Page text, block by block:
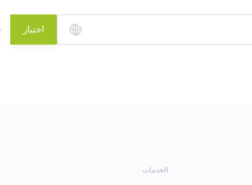
اختبار
الخدمات